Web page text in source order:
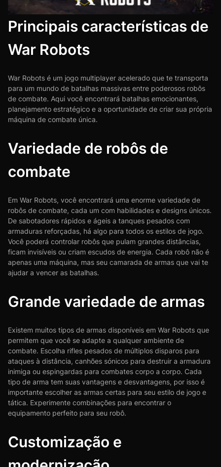
Principais características de
War Robots
War Robots é um jogo multiplayer acelerado que te transporta
para um mundo de batalhas massivas entre poderosos robôs
de combate. Aqui você encontrará batalhas emocionantes,
planejamento estratégico e a oportunidade de criar sua própria
máquina de combate única.
Variedade de robôs de
combate
Em War Robots, você encontrará uma enorme variedade de
robôs de combate, cada um com habilidades e designs únicos.
De sabotadores rápidos e ágeis a tanques pesados com
armaduras reforçadas, há algo para todos os estilos de jogo.
Você poderá controlar robôs que pulam grandes distâncias,
ficam invisíveis ou criam escudos de energia. Cada robô não é
apenas uma máquina, mas seu camarada de armas que vai te
ajudar a vencer as batalhas.
Grande variedade de armas
Existem muitos tipos de armas disponíveis em War Robots que
permitem que você se adapte a qualquer ambiente de
combate. Escolha rifles pesados de múltiplos disparos para
ataques à distância, canhões sónicos para destruir a armadura
inimiga ou espingardas para combates corpo a corpo. Cada
tipo de arma tem suas vantagens e desvantagens, por isso é
importante escolher as armas certas para seu estilo de jogo e
tática. Experimente combinações para encontrar o
equipamento perfeito para seu robô.
Customização e